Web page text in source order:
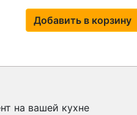
Добавить в корзину
на вашей кухне